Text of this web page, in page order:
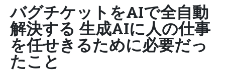
バグチケットをAIで全自動
解決する 生成AIに人の仕事
を任せきるために必要だっ
たこと